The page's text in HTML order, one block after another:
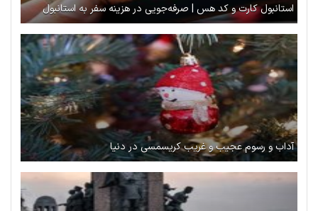
استانبول کارت و کد هس | صرفه‌جویی در هزینه سفر به استانبول
آداب و رسوم عجیب و غریب کریسمسی در دنیا